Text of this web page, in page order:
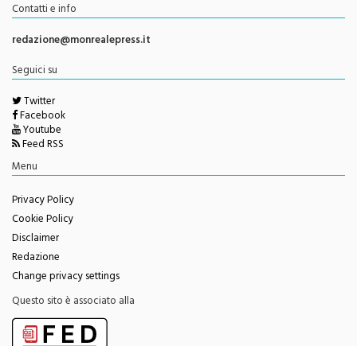
redazione@monrealepress.it
Twitter
Facebook
Youtube
Feed RSS
Menu
Privacy Policy
Cookie Policy
Disclaimer
Redazione
Change privacy settings
Questo sito è associato alla